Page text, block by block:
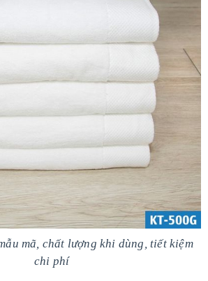
mã, chất lượng khi dùng, tiết kiệm
chi phí